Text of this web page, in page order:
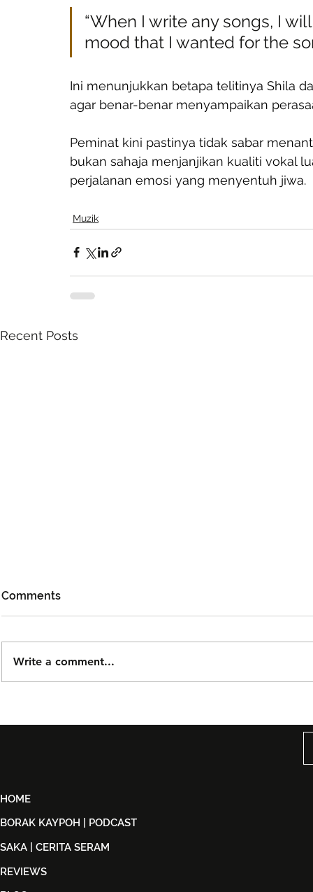
“When I write any songs, I
mood that I wanted for the
Ini menunjukkan betapa telitinya Shila
agar benar-benar menyampaikan
Peminat kini pastinya tidak sabar
bukan sahaja menjanjikan kualiti vokal
perjalanan emosi yang menyentuh jiwa.
Muzik
Recent Posts
Malaysia
Comments
Write a comment...
HOME
BORAK KAYPOH | PODCAST
SAKA | CERITA SERAM
REVIEWS